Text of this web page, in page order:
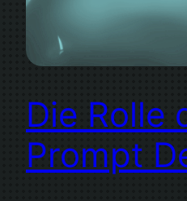
Die Rolle
Prompt